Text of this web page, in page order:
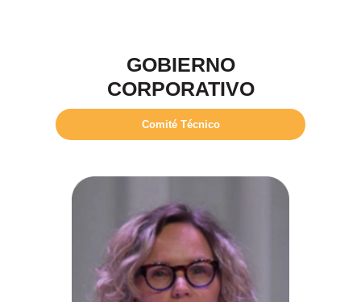
GOBIERNO
CORPORATIVO
Comité Técnico